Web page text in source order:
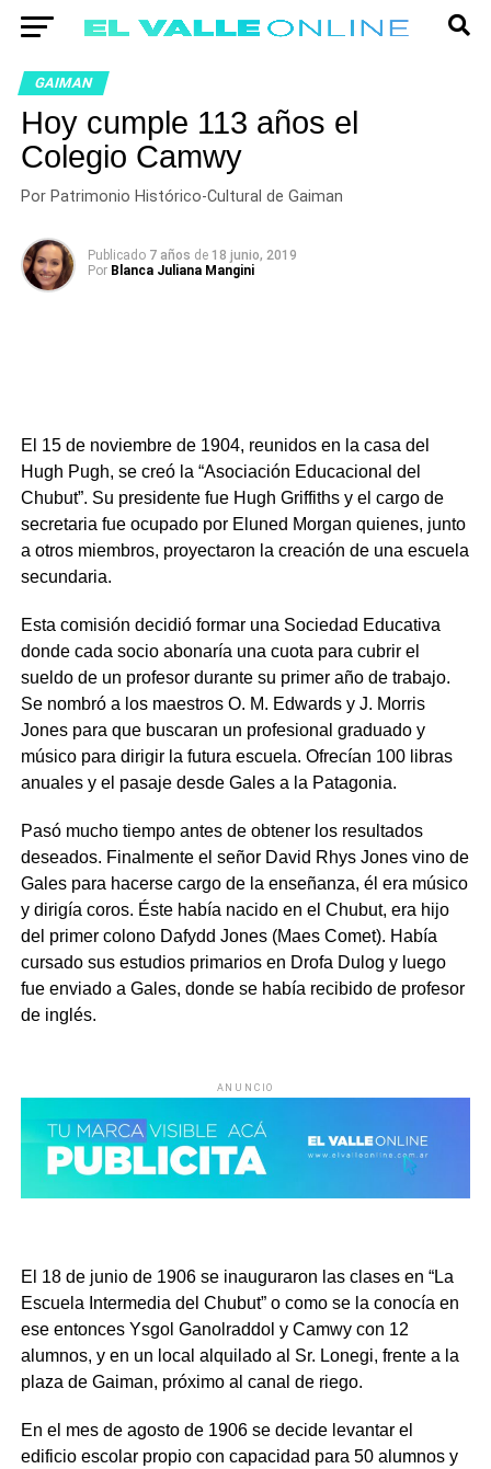
GAIMAN
Hoy cumple 113 años el
Colegio Camwy
Por Patrimonio Histórico-Cultural de Gaiman
Publicado 7 años de 18 junio, 2019
Por Blanca Juliana Mangini
El 15 de noviembre de 1904, reunidos en la casa del
Hugh Pugh, se creó la “Asociación Educacional del
Chubut”. Su presidente fue Hugh Griffiths y el cargo de
secretaria fue ocupado por Eluned Morgan quienes, junto
a otros miembros, proyectaron la creación de una escuela
secundaria.
Esta comisión decidió formar una Sociedad Educativa
donde cada socio abonaría una cuota para cubrir el
sueldo de un profesor durante su primer año de trabajo.
Se nombró a los maestros O. M. Edwards y J. Morris
Jones para que buscaran un profesional graduado y
músico para dirigir la futura escuela. Ofrecían 100 libras
anuales y el pasaje desde Gales a la Patagonia.
Pasó mucho tiempo antes de obtener los resultados
deseados. Finalmente el señor David Rhys Jones vino de
Gales para hacerse cargo de la enseñanza, él era músico
y dirigía coros. Éste había nacido en el Chubut, era hijo
del primer colono Dafydd Jones (Maes Comet). Había
cursado sus estudios primarios en Drofa Dulog y luego
fue enviado a Gales, donde se había recibido de profesor
de inglés.
ANUNCIO
El 18 de junio de 1906 se inauguraron las clases en “La
Escuela Intermedia del Chubut” o como se la conocía en
ese entonces Ysgol Ganolraddol y Camwy con 12
alumnos, y en un local alquilado al Sr. Lonegi, frente a la
plaza de Gaiman, próximo al canal de riego.
En el mes de agosto de 1906 se decide levantar el
edificio escolar propio con capacidad para 50 alumnos y